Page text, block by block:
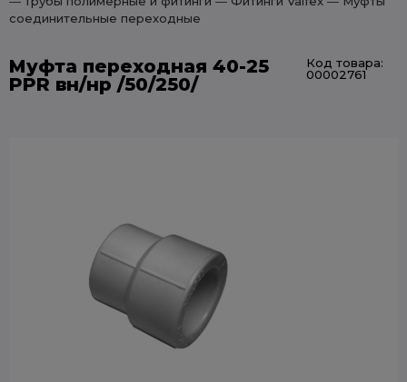
соединительные переходные
Муфта переходная 40-25
PPR вн/нр /50/250/
Код товара:
00002761